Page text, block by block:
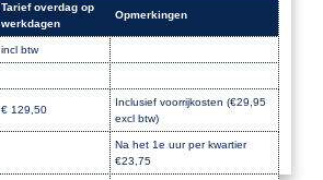
Tarief overdag op
werkdagen
Opmerkingen
incl btw
€ 129,50
Inclusief voorrijkosten (€29,95
excl btw)
Na het 1e uur per kwartier
€23,75